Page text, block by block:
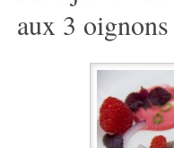
aux 3